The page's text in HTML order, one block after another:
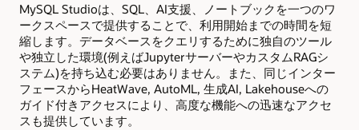
MySQL Studioは、SQL、AI支援、ノートブックを一つのワ
ークスペースで提供することで、利用開始までの時間を短
縮します。データベースをクエリするために独自のツール
や独立した環境(例えばJupyterサーバーやカスタムRAGシ
ステム)を持ち込む必要はありません。また、同じインター
フェースからHeatWave, AutoML, 生成AI, Lakehouseへの
ガイド付きアクセスにより、高度な機能への迅速なアクセ
スも提供しています。